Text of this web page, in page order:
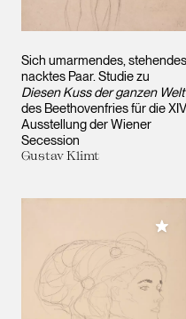
Sich umarmendes, stehendes
nacktes Paar. Studie zu
Diesen Kuss der ganzen Welt
des Beethovenfries für die
Ausstellung der Wiener
Secession
Gustav Klimt